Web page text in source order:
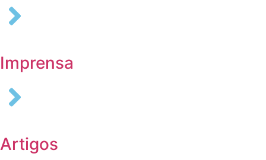
Imprensa
Artigos